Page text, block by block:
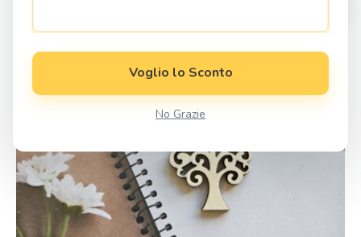
Voglio lo Sconto
No Grazie